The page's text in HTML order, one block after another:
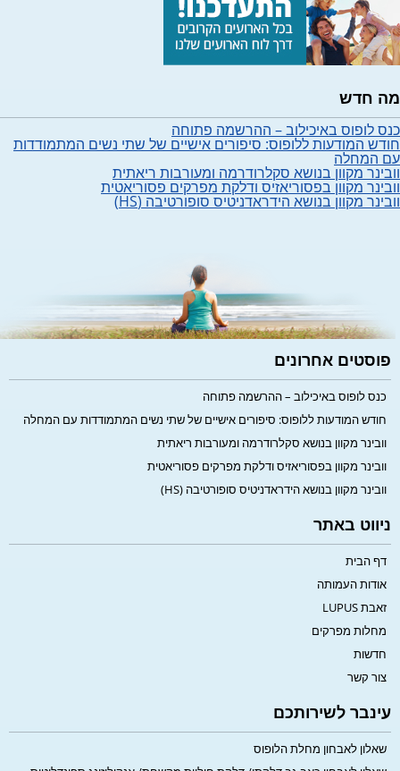
מה חדש
כנס לופוס באיכילוב – ההרשמה פתוחה
חודש המודעות ללופוס: סיפורים אישיים של שתי נשים המתמודדות
עם המחלה
וובינר מקוון בנושא סקלרודרמה ומעורבות ריאתית
וובינר מקוון בפסוריאזיס ודלקת מפרקים פסוריאטית
וובינר מקוון בנושא הידראדניטיס סופורטיבה (HS)
פוסטים אחרונים
כנס לופוס באיכילוב – ההרשמה פתוחה
חודש המודעות ללופוס: סיפורים אישיים של שתי נשים המתמודדות עם המחלה
וובינר מקוון בנושא סקלרודרמה ומעורבות ריאתית
וובינר מקוון בפסוריאזיס ודלקת מפרקים פסוריאטית
וובינר מקוון בנושא הידראדניטיס סופורטיבה (HS)
ניווט באתר
דף הבית
אודות העמותה
זאבת LUPUS
מחלות מפרקים
חדשות
צור קשר
עינבר לשירותכם
שאלון לאבחון מחלת הלופוס